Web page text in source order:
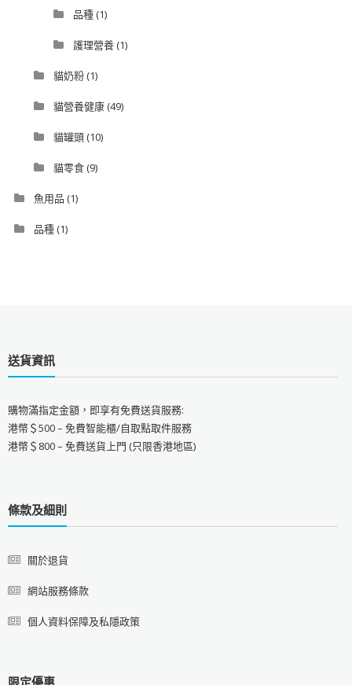
品種(1)
護理營養(1)
貓奶粉(1)
貓營養健康(49)
貓罐頭(10)
貓零食(9)
魚用品 (1)
品種(1)
送貨資訊
購物滿指定金額，即享有免費送貨服務:
港幣＄500 – 免費智能櫃/自取點取件服務
港幣＄800 – 免費送貨上門 (只限香港地區)
條款及細則
關於退貨
網站服務條款
個人資料保障及私隱政策
限定優惠